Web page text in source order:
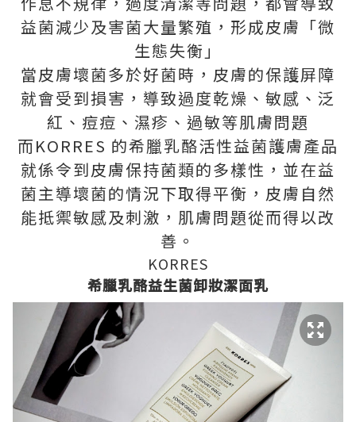
益菌減少及害菌大量繁殖，形成皮膚「微
生態失衡」
當皮膚壞菌多於好菌時，皮膚的保護屏障
就會受到損害，導致過度乾燥、敏感、泛
紅、痘痘、濕疹、過敏等肌膚問題
而KORRES 的希臘乳酪活性益菌護膚產品
就係令到皮膚保持菌類的多樣性，並在益
菌主導壞菌的情況下取得平衡，皮膚自然
能抵禦敏感及刺激，肌膚問題從而得以改
善。
KORRES
希臘乳酪益生菌卸妝潔面乳